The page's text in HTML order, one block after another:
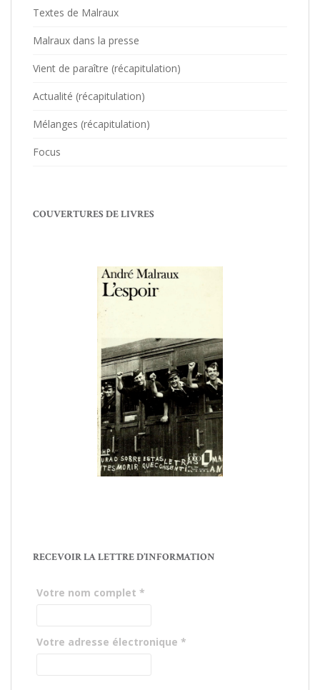
Textes de Malraux
Malraux dans la presse
Vient de paraître (récapitulation)
Actualité (récapitulation)
Mélanges (récapitulation)
Focus
COUVERTURES DE LIVRES
RECEVOIR LA LETTRE D’INFORMATION
Votre nom complet *
Votre adresse électronique *